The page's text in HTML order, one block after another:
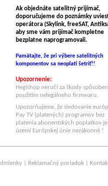
Ak objednáte satelitný prijímač,
doporučujeme do poznámky
operátora (Skylink, freeSAT,
aby sme vám prijímač kompletne
bezplatne naprogramovali.
Pamätajte, že pri výbere satelitných
komponentov sa neoplatí šetriť!!
Upozornenie:
Hegishop neručí za škody
použitím nelegálneho firmwaru.
Upozorňujeme, že sledovanie
Pay TV (platených) programov bez
platenia abonentských poplatkov
území Európskej únie nezákonné !
Reklamačný poriadok